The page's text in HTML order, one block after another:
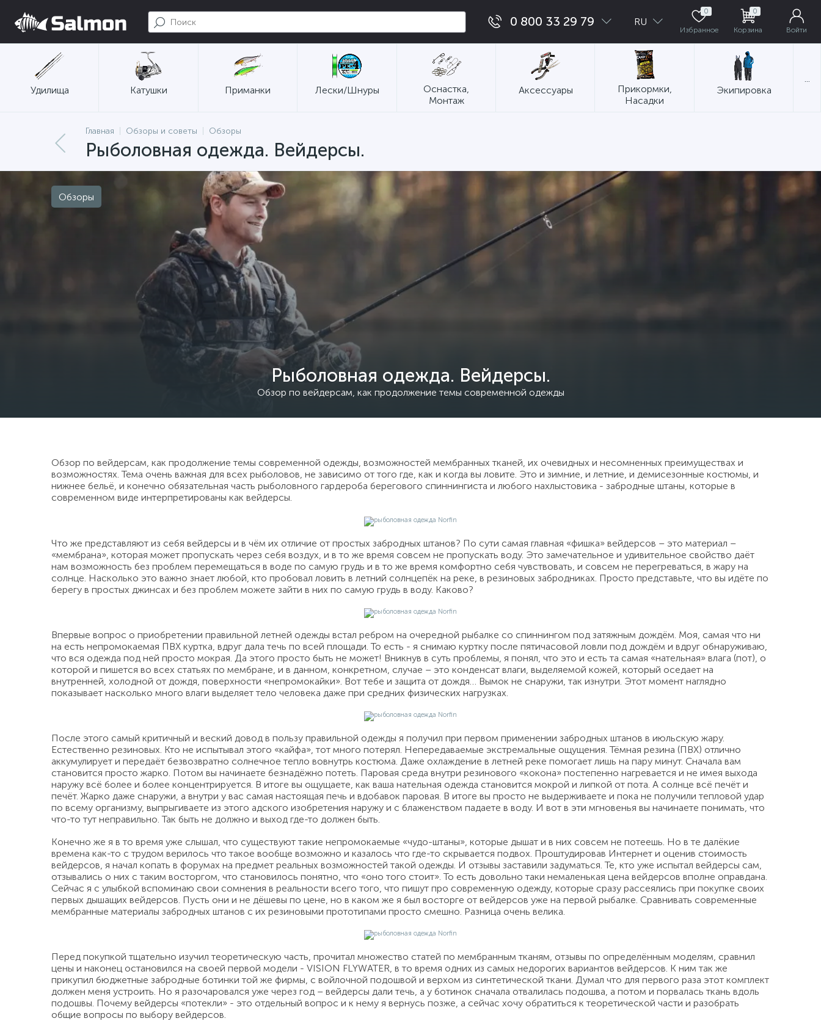
0 800 33 29 79 RU
0
Избранное
0
Корзина Войти
Удилища Катушки Приманки Лески/Шнуры
Оснастка,
Монтаж
Аксессуары
Прикормки,
Насадки
Экипировка
Главная Обзоры и советы Обзоры
Рыболовная одежда. Вейдерсы.
Рыболовная одежда. Вейдерсы.
Обзор по вейдерсам, как продолжение темы современной одежды
Обзоры
Обзор по вейдерсам, как продолжение темы современной одежды, возможностей мембранных тканей, их очевидных и несомненных преимуществах и
возможностях. Тема очень важная для всех рыболовов, не зависимо от того где, как и когда вы ловите. Это и зимние, и летние, и демисезонные костюмы, и
нижнее бельё, и конечно обязательная часть рыболовного гардероба берегового спиннингиста и любого нахлыстовика - забродные штаны, которые в
современном виде интерпретированы как вейдерсы.
Что же представляют из себя вейдерсы и в чём их отличие от простых забродных штанов? По сути самая главная «фишка» вейдерсов – это материал –
«мембрана», которая может пропускать через себя воздух, и в то же время совсем не пропускать воду. Это замечательное и удивительное свойство даёт
нам возможность без проблем перемещаться в воде по самую грудь и в то же время комфортно себя чувствовать, и совсем не перегреваться, в жару на
солнце. Насколько это важно знает любой, кто пробовал ловить в летний солнцепёк на реке, в резиновых забродниках. Просто представьте, что вы идёте по
берегу в простых джинсах и без проблем можете зайти в них по самую грудь в воду. Каково?
Впервые вопрос о приобретении правильной летней одежды встал ребром на очередной рыбалке со спиннингом под затяжным дождём. Моя, самая что ни
на есть непромокаемая ПВХ куртка, вдруг дала течь по всей площади. То есть - я снимаю куртку после пятичасовой ловли под дождём и вдруг обнаруживаю,
что вся одежда под ней просто мокрая. Да этого просто быть не может! Вникнув в суть проблемы, я понял, что это и есть та самая «нательная» влага (пот), о
которой и пишется во всех статьях по мембране, и в данном, конкретном, случае – это конденсат влаги, выделяемой кожей, который оседает на
внутренней, холодной от дождя, поверхности «непромокайки». Вот тебе и защита от дождя… Вымок не снаружи, так изнутри. Этот момент наглядно
показывает насколько много влаги выделяет тело человека даже при средних физических нагрузках.
После этого самый критичный и веский довод в пользу правильной одежды я получил при первом применении забродных штанов в июльскую жару.
Естественно резиновых. Кто не испытывал этого «кайфа», тот много потерял. Непередаваемые экстремальные ощущения. Тёмная резина (ПВХ) отлично
аккумулирует и передаёт безвозвратно солнечное тепло вовнутрь костюма. Даже охлаждение в летней реке помогает лишь на пару минут. Сначала вам
становится просто жарко. Потом вы начинаете безнадёжно потеть. Паровая среда внутри резинового «кокона» постепенно нагревается и не имея выхода
наружу всё более и более концентрируется. В итоге вы ощущаете, как ваша нательная одежда становится мокрой и липкой от пота. А солнце всё печёт и
печёт. Жарко даже снаружи, а внутри у вас самая настоящая печь и вдобавок паровая. В итоге вы просто не выдерживаете и пока не получили тепловой удар
по всему организму, выпрыгиваете из этого адского изобретения наружу и с блаженством падаете в воду. И вот в эти мгновенья вы начинаете понимать, что
что-то тут неправильно. Так быть не должно и выход где-то должен быть.
Конечно же я в то время уже слышал, что существуют такие непромокаемые «чудо-штаны», которые дышат и в них совсем не потеешь. Но в те далёкие
времена как-то с трудом верилось что такое вообще возможно и казалось что где-то скрывается подвох. Проштудировав Интернет и оценив стоимость
вейдерсов, я начал копать в форумах на предмет реальных возможностей такой одежды. И отзывы заставили задуматься. Те, кто уже испытал вейдерсы сам,
отзывались о них с таким восторгом, что становилось понятно, что «оно того стоит». То есть довольно таки немаленькая цена вейдерсов вполне оправдана.
Сейчас я с улыбкой вспоминаю свои сомнения в реальности всего того, что пишут про современную одежду, которые сразу рассеялись при покупке своих
первых дышащих вейдерсов. Пусть они и не дёшевы по цене, но в каком же я был восторге от вейдерсов уже на первой рыбалке. Сравнивать современные
мембранные материалы забродных штанов с их резиновыми прототипами просто смешно. Разница очень велика.
Перед покупкой тщательно изучил теоретическую часть, прочитал множество статей по мембранным тканям, отзывы по определённым моделям, сравнил
цены и наконец остановился на своей первой модели - VISION FLYWATER, в то время одних из самых недорогих вариантов вейдерсов. К ним так же
прикупил бюджетные забродные ботинки той же фирмы, с войлочной подошвой и верхом из синтетической ткани. Думал что для первого раза этот комплект
должен меня устроить. Но я разочаровался уже через год – вейдерсы дали течь, а у ботинок сначала отвалилась подошва, а потом и порвалась ткань вдоль
подошвы. Почему вейдерсы «потекли» - это отдельный вопрос и к нему я вернусь позже, а сейчас хочу обратиться к теоретической части и разобрать
общие вопросы по выбору вейдерсов.